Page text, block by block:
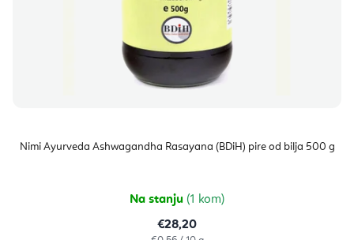
Nimi Ayurveda Ashwagandha Rasayana (BDiH) pire od bilja 500 g
Na stanju (1 kom)
€28,20